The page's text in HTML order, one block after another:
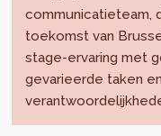
communicatieteam,
toekomst van
stage-ervaring met
gevarieerde taken